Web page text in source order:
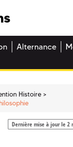
Alternance
Histoire
Dernière mise à jour le 2